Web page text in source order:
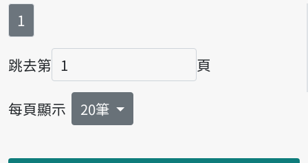
第
1
跳去第
頁碼
頁
每頁顯示 20筆